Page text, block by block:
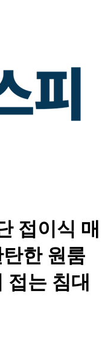
접이식 매
한 원룸
접는 침대